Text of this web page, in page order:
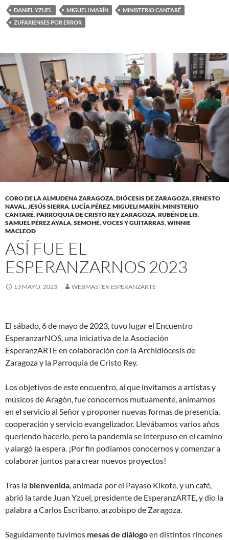
DANIEL YZUEL MIGUELI MARÍN
MINISTERIO CANTARÉ
ZUFARIENSES POR ERROR
CORO DE LA ALMUDENA ZARAGOZA,DIÓCESIS DE ZARAGOZA,ERNESTO
NAVAL,JESÚS SIERRA,LUCÍA PÉREZ,MIGUELI MARÍN,MINISTERIO
CANTARÉ,PARROQUIA DE CRISTO REY ZARAGOZA,RUBÉN DE LIS,
SAMUEL PÉREZ AYALA,SEMOHÉ,VOCES Y GUITARRAS,WINNIE
MACLEOD
ASÍ FUE EL
ESPERANZARNOS 2023
13 MAYO, 2023 WEBMASTER ESPERANZARTE
El sábado, 6 de mayo de 2023, tuvo lugar el Encuentro
EsperanzarNOS, una iniciativa de la Asociación
EsperanzARTE en colaboración con la Archidiócesis de
Zaragoza y la Parroquia de Cristo Rey.
Los objetivos de este encuentro, al que invitamos a artistas y
músicos de Aragón, fue conocernos mutuamente, animarnos
en el servicio al Señor y proponer nuevas formas de presencia,
cooperación y servicio evangelizador. Llevábamos varios años
queriendo hacerlo, pero la pandemia se interpuso en el camino
y alargó la espera. ¡Por fin podíamos conocernos y comenzar a
colaborar juntos para crear nuevos proyectos!
Tras la bienvenida, animada por el Payaso Kikote, y un café,
abrió la tarde Juan Yzuel, presidente de EsperanzARTE, y dio la
palabra a Carlos Escribano, arzobispo de Zaragoza.
Seguidamente tuvimos mesas de diálogoen distintos rincones